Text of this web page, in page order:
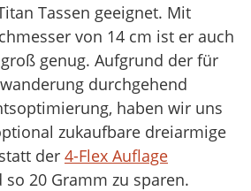
Tassen geeignet. Mit
von 14 cm ist er auch
genug. Aufgrund der für
durchgehend
haben wir uns
zukaufbare dreiarmige
der 4-Flex Auflage
20 Gramm zu sparen.